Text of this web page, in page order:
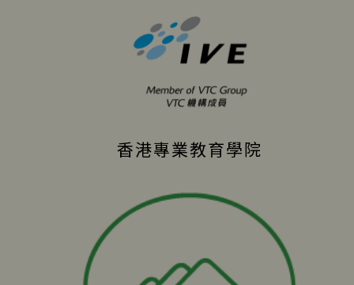
香港專業教育學院